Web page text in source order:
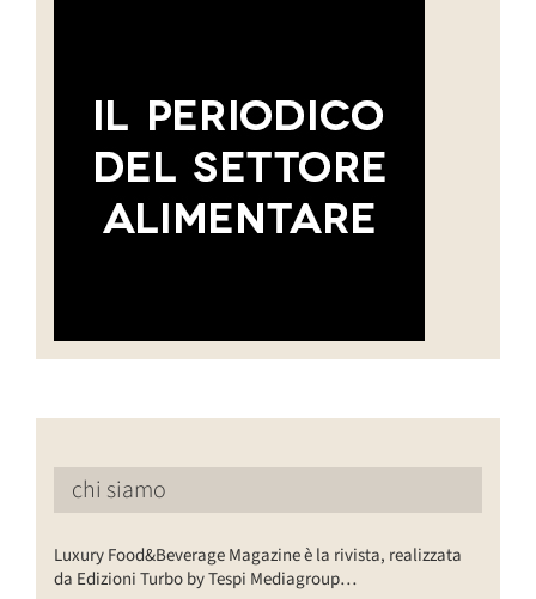
chi siamo
Luxury Food&Beverage Magazine è la rivista, realizzata
da Edizioni Turbo by Tespi Mediagroup…